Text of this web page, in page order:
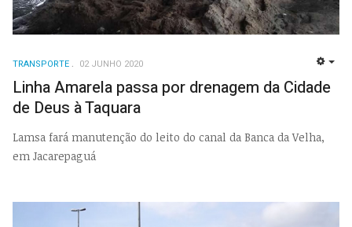
TRANSPORTE 02 JUNHO 2020
Linha Amarela passa por drenagem da Cidade
de Deus à Taquara
Lamsa fará manutenção do leito do canal da Banca da Velha,
em Jacarepaguá